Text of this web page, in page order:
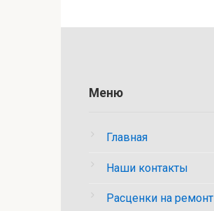
Меню
Главная
Наши контакты
Расценки на ремонт